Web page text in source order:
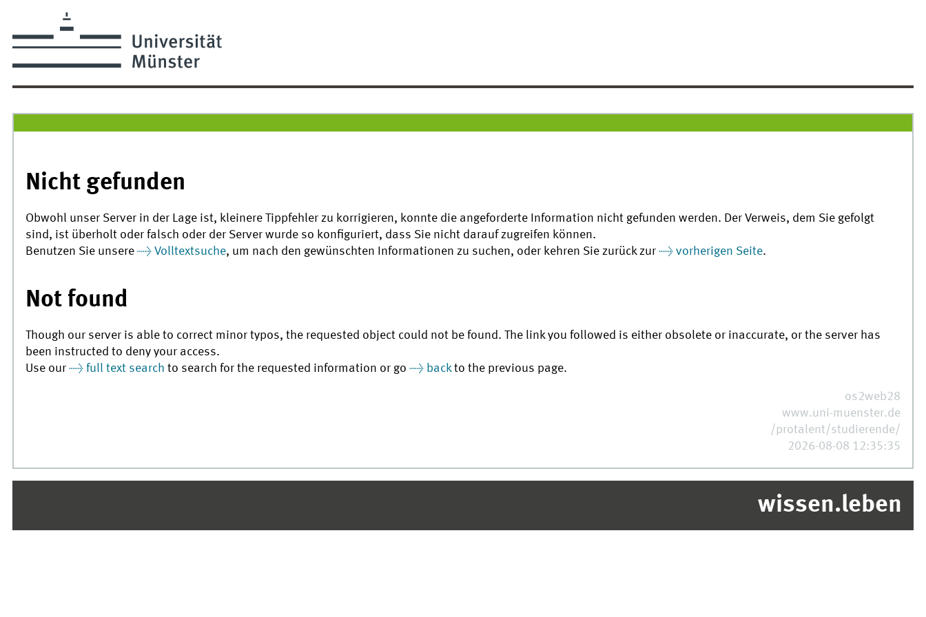
Nicht gefunden
Obwohl unser Server in der Lage ist, kleinere Tippfehler zu korrigieren, konnte die angeforderte Information nicht gefunden werden. Der Verweis, dem Sie gefolgt
sind, ist überholt oder falsch oder der Server wurde so konfiguriert, dass Sie nicht darauf zugreifen können.
Benutzen Sie unsere
Volltextsuche, um nach den gewünschten Informationen zu suchen, oder kehren Sie zurück zur vorherigen Seite.
Not found
Though our server is able to correct minor typos, the requested object could not be found. The link you followed is either obsolete or inaccurate, or the server has
been instructed to deny your access.
Use our
full text search to search for the requested information or go backto the previous page.
os2web28
www.uni-muenster.de
/protalent/studierende/
2026-08-08 12:35:35
wissen.leben